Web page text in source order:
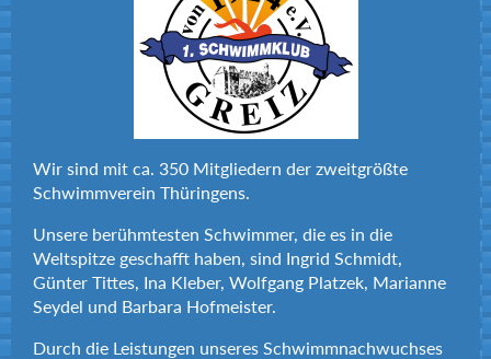
Wir sind mit ca. 350 Mitgliedern der zweitgrößte
Schwimmverein Thüringens.
Unsere berühmtesten Schwimmer, die es in die
Weltspitze geschafft haben, sind Ingrid Schmidt,
Günter Tittes, Ina Kleber, Wolfgang Platzek, Marianne
Seydel und Barbara Hofmeister.
Durch die Leistungen unseres Schwimmnachwuchses